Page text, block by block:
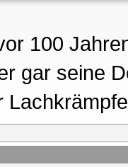
100
gar seine